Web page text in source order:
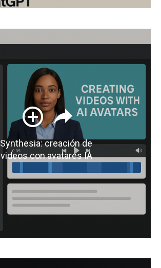
Synthesia: creación de
videos con avatares IA